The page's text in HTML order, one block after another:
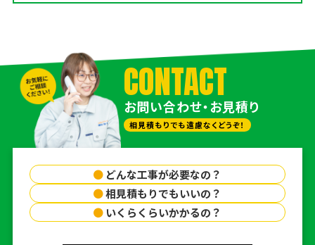
CONTACT
お問い合わせ・お見積り
相見積もりでも遠慮なくどうぞ！
● どんな工事が必要なの？
●相見積もりでもいいの？
● いくらくらいかかるの？